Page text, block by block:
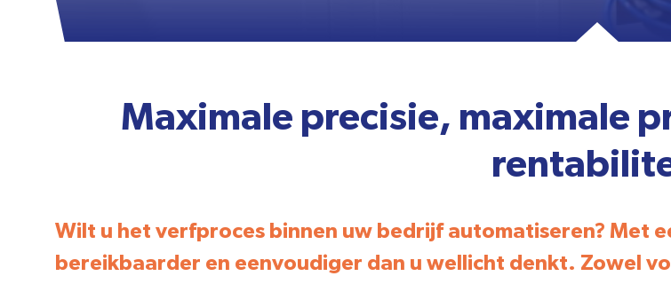
Maximale precisie, maximale
Wilt u het verfproces binnen uw bedrijf automatiseren? Met
bereikbaarder en eenvoudiger dan u wellicht denkt. Zowel